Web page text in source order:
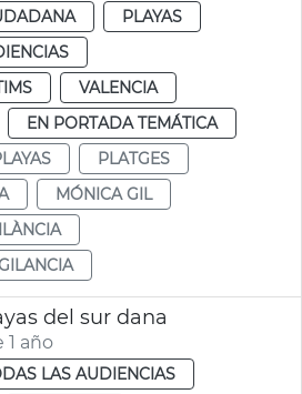
PLAYAS
VALENCIA
EN PORTADA TEMÁTICA
PLATGES
MÓNICA GIL
del sur dana
año
LAS AUDIENCIAS